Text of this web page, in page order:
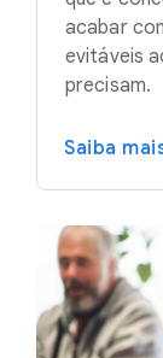
acabar
evitáveis
precisam.
Saiba